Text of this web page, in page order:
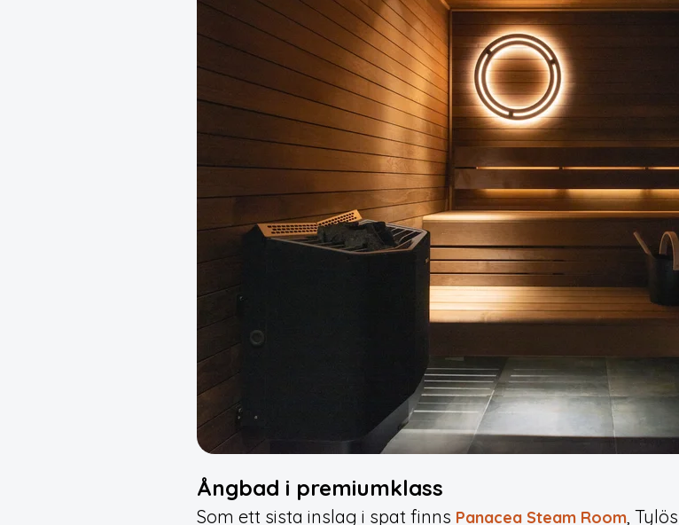
Ångbad i premiumklass
Som ett sista inslag i spat finns Panacea Steam Room,